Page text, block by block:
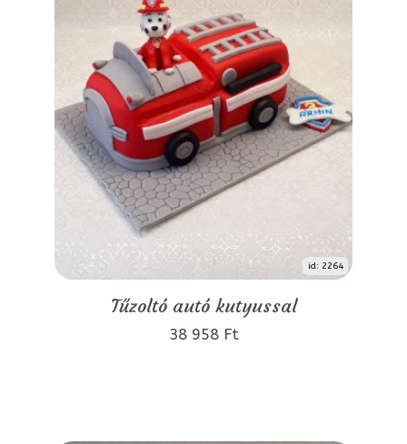
id: 2264
Tűzoltó autó kutyussal
38 958 Ft